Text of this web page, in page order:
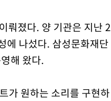
뤄졌다. 양 기관은 지난 2
에 나섰다. 삼성문화재단
해 왔다.
가 원하는 소리를 구현하